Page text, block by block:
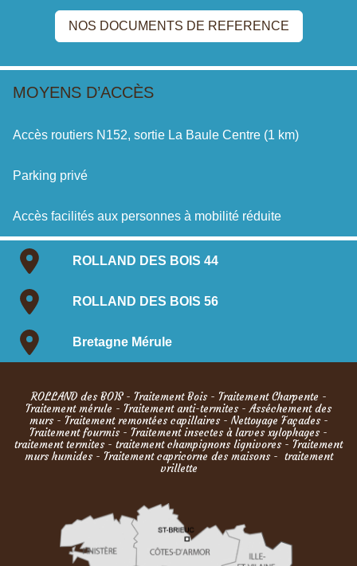
NOS DOCUMENTS DE REFERENCE
MOYENS D’ACCÈS
Accès routiers N152, sortie La Baule Centre (1 km)
Parking privé
Accès facilités aux personnes à mobilité réduite
ROLLAND DES BOIS 44
ROLLAND DES BOIS 56
Bretagne Mérule
ROLLAND des BOIS- Traitement Bois- Traitement Charpente -
Traitement mérule - Traitement anti-termites-Asséchement des
murs- Traitement remontées capillaires- Nettoyage Façades-
Traitement fourmis- Traitement insectes à larves xylophages -
traitement termites - traitement champignons lignivores - Traitement
murs humides - Traitement capricorne des maisons - traitement
vrillette